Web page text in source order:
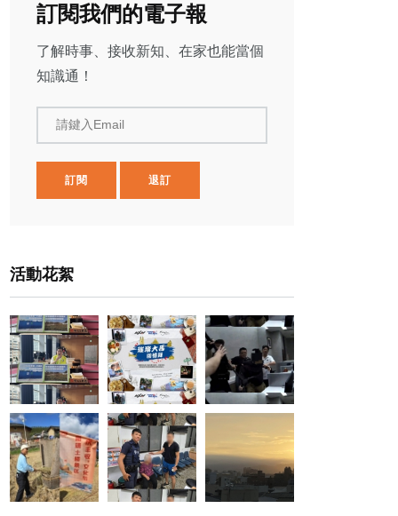
訂閱我們的電子報
了解時事、接收新知、在家也能當個
知識通！
請鍵入Email
訂閱 退訂
活動花絮